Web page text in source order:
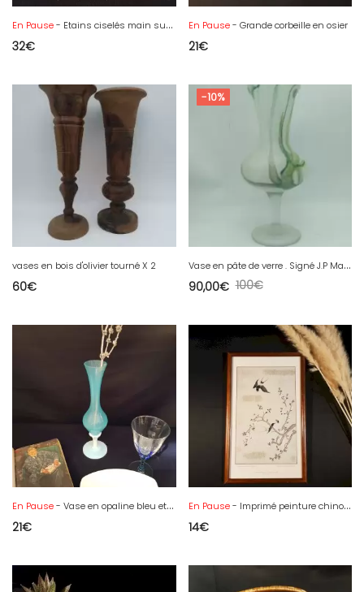
En Pause- Etains ciselés main sur velours
32€
En Pause- Grande corbeille en osier
21€
vases en bois d'olivier tourné X 2
60€
-10%
V
ase en pâte de verre . Signé J.P Mateus 1996
100€
90,00€
En Pause- Vase en opaline bleu et blanc
21€
En Pause- Imprimé peinture chinoise
14€